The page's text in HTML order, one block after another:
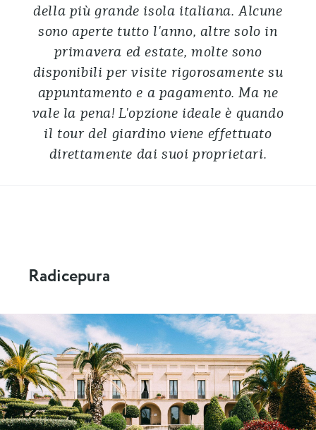
della più grande isola italiana. Alcune
sono aperte tutto l'anno, altre solo in
primavera ed estate, molte sono
disponibili per visite rigorosamente su
appuntamento e a pagamento. Ma ne
vale la pena! L'opzione ideale è quando
il tour del giardino viene effettuato
direttamente dai suoi proprietari.
Radicepura